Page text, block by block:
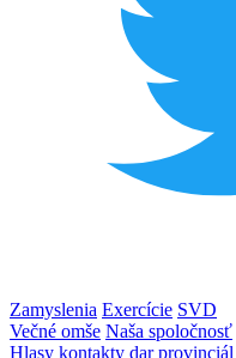
Zamyslenia Exercície SVD
Večné omše Naša spoločnosť
Hlasy kontakty dar provinciál